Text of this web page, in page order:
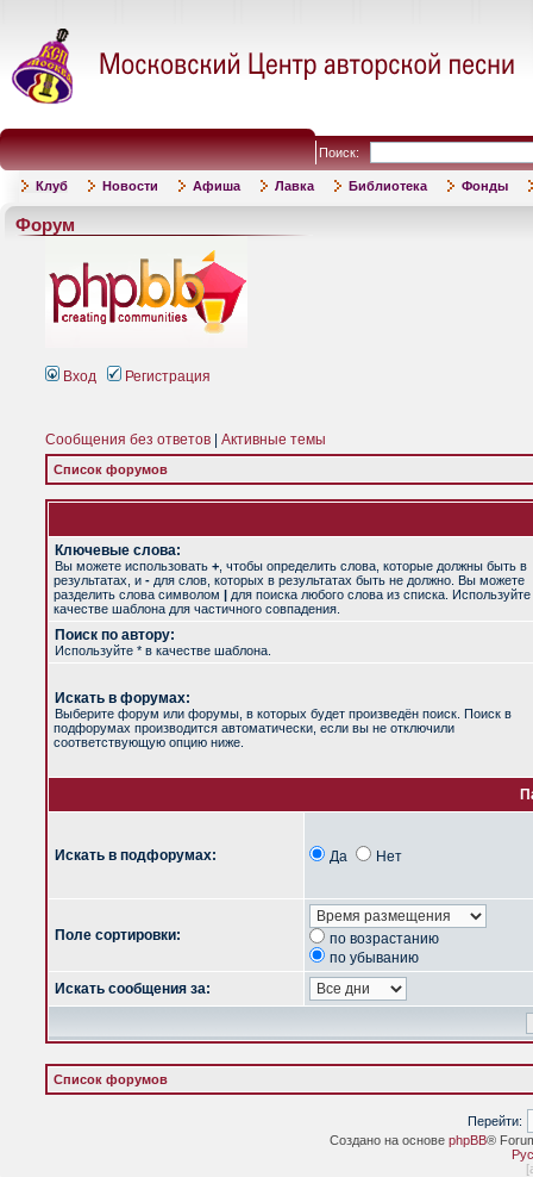
Поиск:
Клуб Новости Афиша Лавка Библиотека Фонды
Форум
Вход Регистрация
Сообщения без ответов Активные темы
Список форумов
Ключевые слова:
Вы можете использовать + , чтобы определить слова, которые должны быть в
результатах, и - для слов, которых в результатах быть не должно. Вы можете
разделить слова символом | для поиска любого слова из списка. Используйте
качестве шаблона для частичного совпадения.
Поиск по автору:
Используйте * в качестве шаблона.
Искать в форумах:
Выберите форум или форумы, в которых будет произведён поиск. Поиск в
подфорумах производится автоматически, если вы не отключили
соответствующую опцию ниже.
Искать в подфорумах: Да Нет
Поле сортировки:
по возрастанию
по убыванию
Искать сообщения за:
Список форумов
Перейти:
Создано на основе phpBB®
[